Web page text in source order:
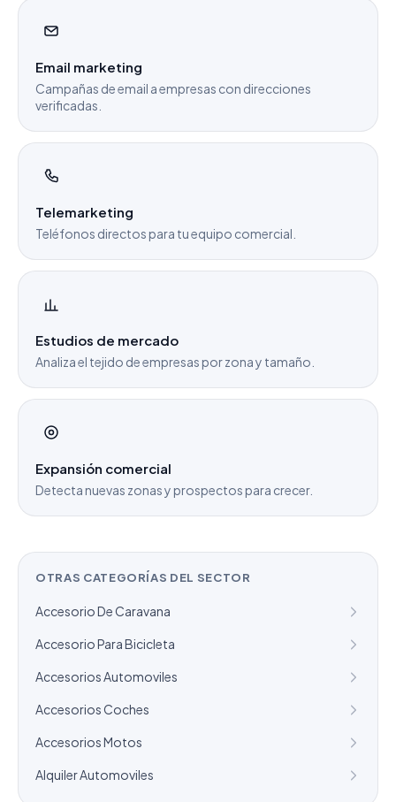
Email marketing
Campañas de email a empresas con direcciones
verificadas.
Telemarketing
Teléfonos directos para tu equipo comercial.
Estudios de mercado
Analiza el tejido de empresas por zona y tamaño.
Expansión comercial
Detecta nuevas zonas y prospectos para crecer.
OTRAS CATEGORÍAS DEL SECTOR
Accesorio De Caravana
Accesorio Para Bicicleta
Accesorios Automoviles
Accesorios Coches
Accesorios Motos
Alquiler Automoviles